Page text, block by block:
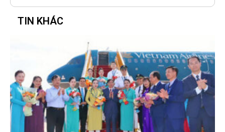
TIN KHÁC